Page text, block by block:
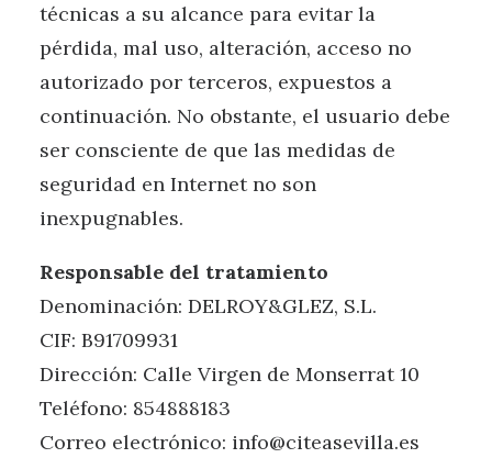
técnicas a su alcance para evitar la
pérdida, mal uso, alteración, acceso no
autorizado por terceros, expuestos a
continuación. No obstante, el usuario debe
ser consciente de que las medidas de
seguridad en Internet no son
inexpugnables.
Responsable del tratamiento
Denominación: DELROY&GLEZ, S.L.
CIF: B91709931
Dirección: Calle Virgen de Monserrat 10
Teléfono: 854888183
Correo electrónico: info@citeasevilla.es